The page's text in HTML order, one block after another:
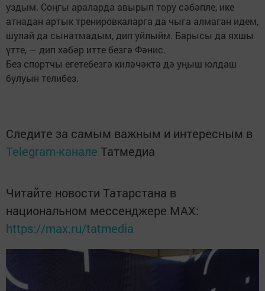
уздым. Соңгы араларда авырып тору сәбәпле, ике
атнадан артык тренировкаларга да чыга алмаган идем,
шулай да сынатмадым, дип уйлыйм. Барысы да яхшы
үтте, — дип хәбәр итте безгә Фәнис.
Без спортчы егетебезгә киләчәктә дә уңыш юлдаш
булуын телибез.
Следите за самым важным и интересным в
Telegram-канале Татмедиа
Читайте новости Татарстана в
национальном мессенджере MАХ:
https://max.ru/tatmedia